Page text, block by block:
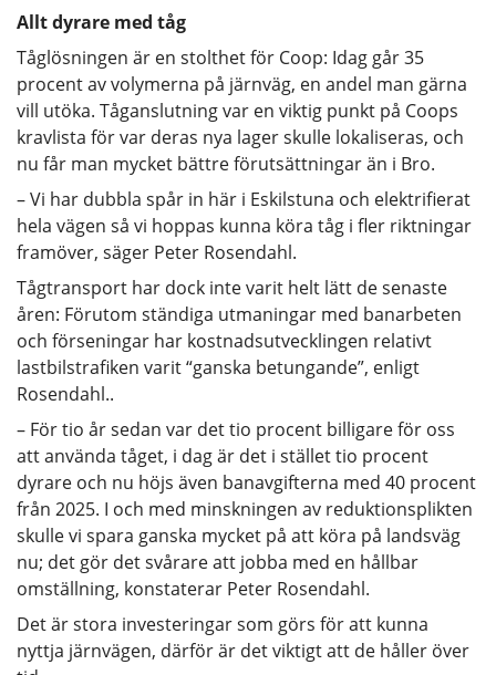
Allt dyrare med tåg
Tåglösningen är en stolthet för Coop: Idag går 35
procent av volymerna på järnväg, en andel man gärna
vill utöka. Tåganslutning var en viktig punkt på Coops
kravlista för var deras nya lager skulle lokaliseras, och
nu får man mycket bättre förutsättningar än i Bro.
– Vi har dubbla spår in här i Eskilstuna och elektrifierat
hela vägen så vi hoppas kunna köra tåg i fler riktningar
framöver, säger Peter Rosendahl.
Tågtransport har dock inte varit helt lätt de senaste
åren: Förutom ständiga utmaningar med banarbeten
och förseningar har kostnadsutvecklingen relativt
lastbilstrafiken varit “ganska betungande”, enligt
Rosendahl..
– För tio år sedan var det tio procent billigare för oss
att använda tåget, i dag är det i stället tio procent
dyrare och nu höjs även banavgifterna med 40 procent
från 2025. I och med minskningen av reduktionsplikten
skulle vi spara ganska mycket på att köra på landsväg
nu; det gör det svårare att jobba med en hållbar
omställning, konstaterar Peter Rosendahl.
Det är stora investeringar som görs för att kunna
nyttja järnvägen, därför är det viktigt att de håller över